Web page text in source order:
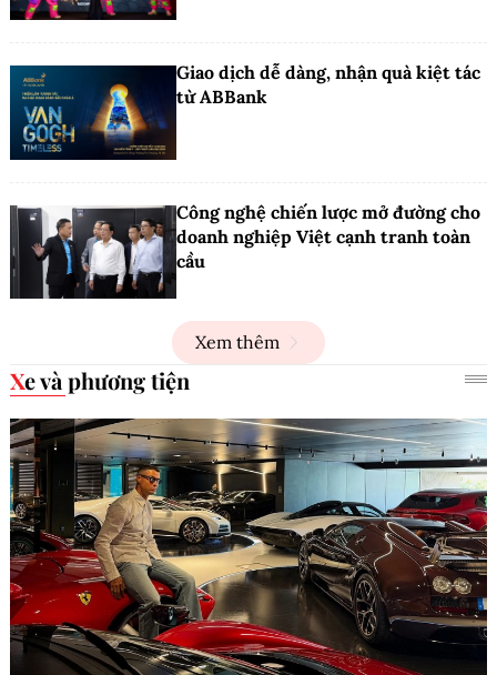
Giao dịch dễ dàng, nhận quà kiệt tác
từ ABBank
Công nghệ chiến lược mở đường cho
doanh nghiệp Việt cạnh tranh toàn
cầu
Xem thêm
Xe và phương tiện